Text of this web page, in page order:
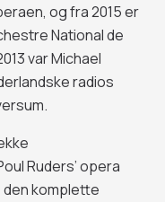
og fra 2015 er
National de
var Michael
radios
Ruders’ opera
komplette